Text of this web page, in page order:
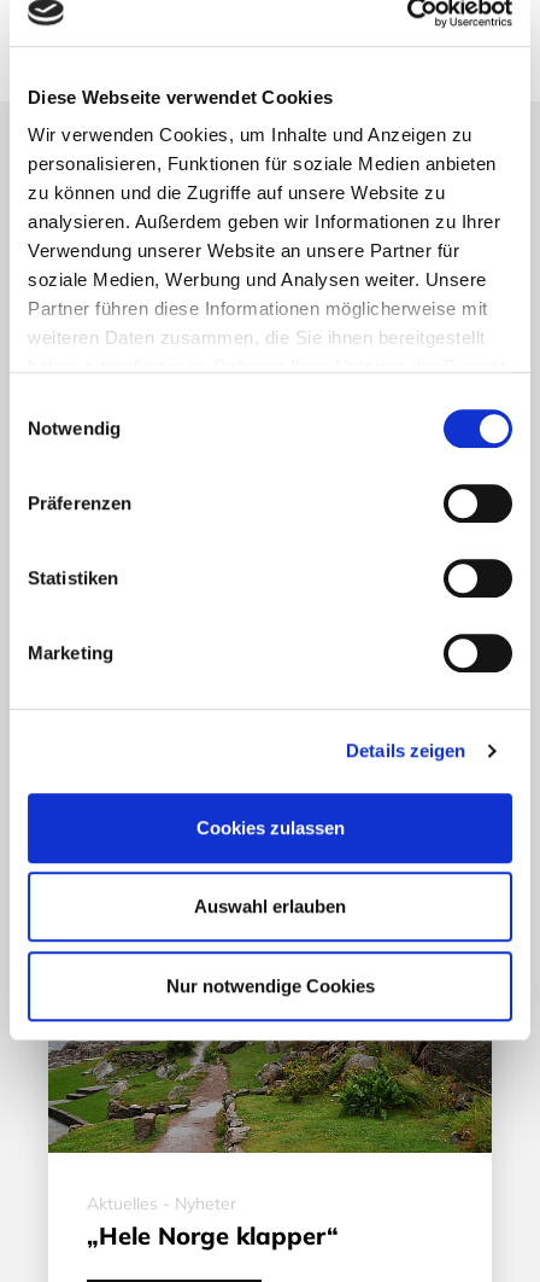
Diese Webseite verwendet Cookies
Wir verwenden Cookies, um Inhalte und Anzeigen zu
personalisieren, Funktionen für soziale Medien anbieten
zu können und die Zugriffe auf unsere Website zu
analysieren. Außerdem geben wir Informationen zu Ihrer
Verwendung unserer Website an unsere Partner für
soziale Medien, Werbung und Analysen weiter. Unsere
Partner führen diese Informationen möglicherweise mit
weiteren Daten zusammen, die Sie ihnen bereitgestellt
Notwendig
Präferenzen
Statistiken
Marketing
Details zeigen
Cookies zulassen
Auswahl erlauben
Nur notwendige Cookies
20. September 2013
Lesetipps
UNSERE EMPFEHLUNGEN
Coronavirus in Norwegen –
Aktuelles - Nyheter
„Hele Norge klapper“